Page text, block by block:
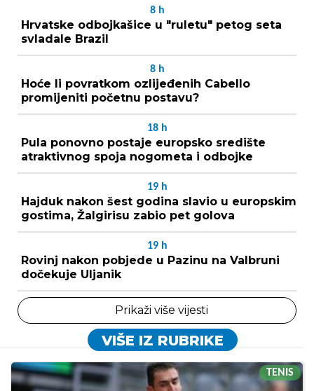
8 h
Hrvatske odbojkašice u "ruletu" petog seta
svladale Brazil
8 h
Hoće li povratkom ozlijeđenih Cabello
promijeniti početnu postavu?
18 h
Pula ponovno postaje europsko središte
atraktivnog spoja nogometa i odbojke
19 h
Hajduk nakon šest godina slavio u europskim
gostima, Žalgirisu zabio pet golova
19 h
Rovinj nakon pobjede u Pazinu na Valbruni
dočekuje Uljanik
Prikaži više vijesti
VIŠE IZ RUBRIKE
TENIS